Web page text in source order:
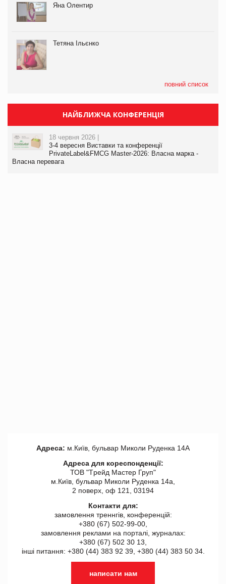
Яна Олентир
Тетяна Ільєнко
повний список
НАЙБЛИЖЧА КОНФЕРЕНЦІЯ
18 червня 2026 |
3-4 вересня Виставки та конференції
PrivateLabel&FMCG Master-2026: Власна марка -
Власна перевага
Адреса: м.Київ, бульвар Миколи Руденка 14А
Адреса для кореспонденції:
ТОВ "Tрейд Мастер Груп"
м.Київ, бульвар Миколи Руденка 14а,
2 поверх, оф 121, 03194
Контакти для:
замовлення треннгів, конференцій:
+380 (67) 502-99-00,
замовлення реклами на порталі, журналах:
+380 (67) 502 30 13,
інші питання: +380 (44) 383 92 39, +380 (44) 383 50 34.
написати нам